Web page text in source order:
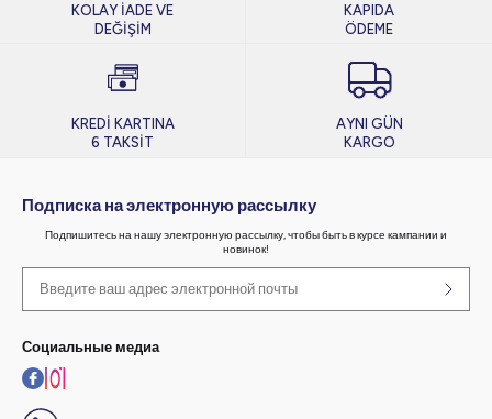
KOLAY İADE VE
DEĞİŞİM
KAPIDA
ÖDEME
KREDİ KARTINA
6 TAKSİT
AYNI GÜN
KARGO
Подписка на электронную рассылку
Подпишитесь на нашу электронную рассылку, чтобы быть в курсе кампании и
новинок!
Социальные медиа